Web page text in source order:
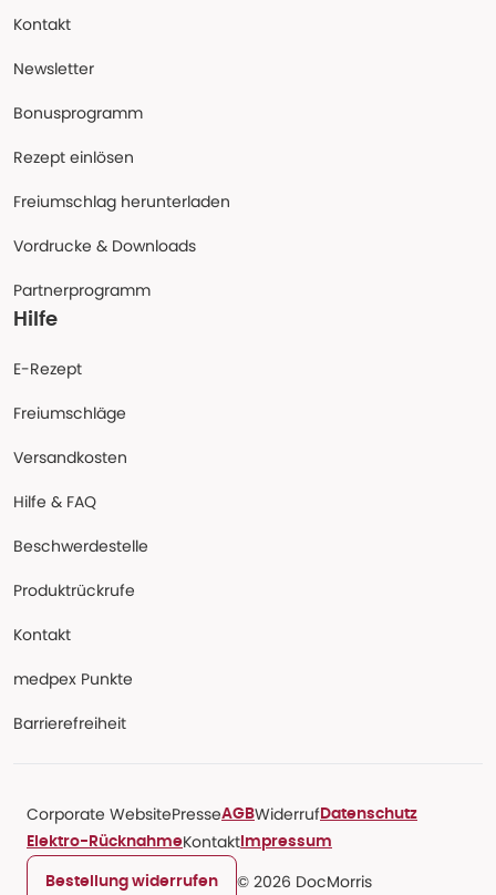
Kontakt
Newsletter
Bonusprogramm
Rezept einlösen
Freiumschlag herunterladen
Vordrucke & Downloads
Partnerprogramm
Hilfe
E-Rezept
Freiumschläge
Versandkosten
Hilfe & FAQ
Beschwerdestelle
Produktrückrufe
Kontakt
medpex Punkte
Barrierefreiheit
Corporate WebsitePresseAGBWiderruf Datenschutz
Elektro-RücknahmeKontakt Impressum
Bestellung widerrufen © 2026 DocMorris